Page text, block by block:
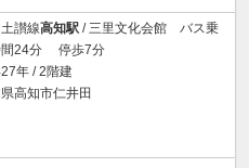
土讃線高知駅 / 三里文化会館 バス乗
間24分 停歩7分
年 / 2階建
高知市仁井田